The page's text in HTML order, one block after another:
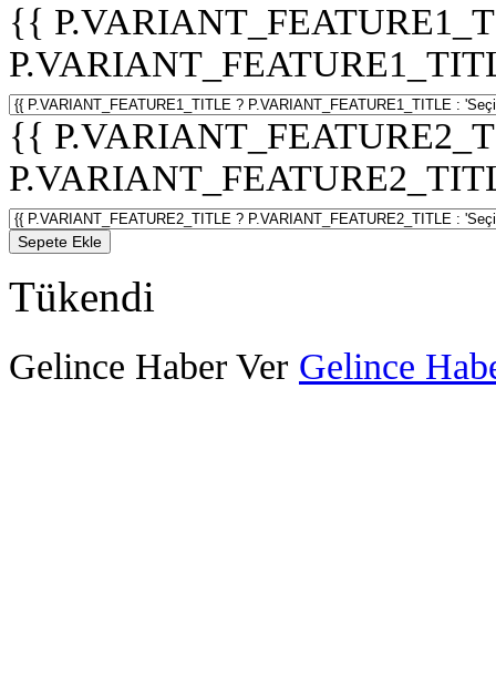
{{
{{
Sepete Ekle
Tükendi
Gelince Haber Ver Gelince